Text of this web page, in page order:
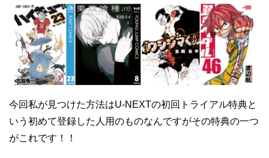
今回私が見つけた方法はU-NEXTの初回トライアル特典と
いう初めて登録した人用のものなんですがその特典の一つ
がこれです！！